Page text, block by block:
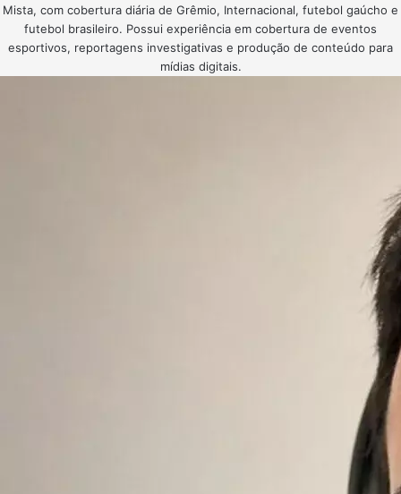
Mista, com cobertura diária de Grêmio, Internacional, futebol gaúcho e
futebol brasileiro. Possui experiência em cobertura de eventos
esportivos, reportagens investigativas e produção de conteúdo para
mídias digitais.